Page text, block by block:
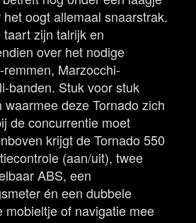
oogt allemaal snaarstrak.
zijn talrijk en
over het nodige
Marzocchi-
banden. Stuk voor stuk
deze Tornado zich
de concurrentie moet
krijgt de Tornado 550
(aan/uit), twee
ABS, een
én een dubbele
mobieltje of navigatie mee